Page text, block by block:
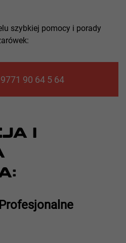
szybkiej pomocy i porady
90 64 5 64
I